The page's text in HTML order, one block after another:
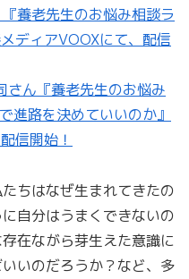
養老先生のお悩み相談ラ
ディアVOOXにて、配信
ん『養老先生のお悩み
進路を決めていいのか』
信開始！
ちはなぜ生まれてきたの
自分はうまくできないの
在ながら芽生えた意識に
いのだろうか？など、多